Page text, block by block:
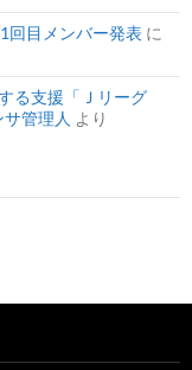
回目メンバー発表 に
る支援「Ｊリーグ
管理人 より